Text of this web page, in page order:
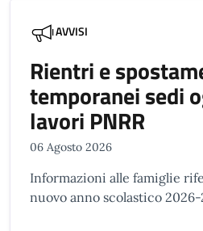
AVVISI
Rientri e
temporanei sedi
lavori PNRR
06 Agosto 2026
Informazioni alle famiglie
nuovo anno scolastico 2026-